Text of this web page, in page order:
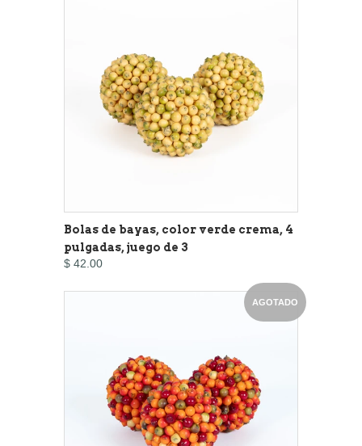
Bolas de bayas, color verde crema, 4
pulgadas, juego de 3
$ 42.00
AGOTADO